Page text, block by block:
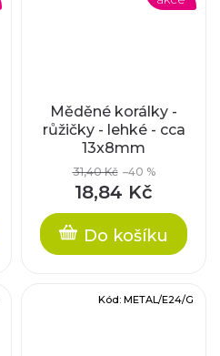
Měděné korálky -
růžičky - lehké - cca
13x8mm
31,40 Kč –40 %
18,84 Kč
Do košíku
Kód: METAL/E24/G